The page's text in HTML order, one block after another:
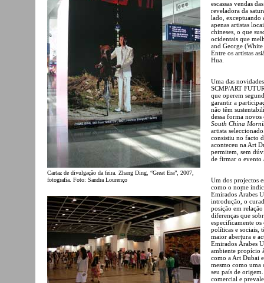
Cartaz de divulgação da feira. Zhang Ding, “Great Era”, 2007,
fotografia. Foto: Sandra Lourenço
escassas vendas
reveladora da
lado, exceptuando
apenas artistas
chineses, o que
ocidentais que
and George
Entre os artistas
Hua.
Uma das
SCMP/ART
que operem
garantir a
não têm
dessa forma novos
South China
artista
consistiu no facto
aconteceu na Art
permitem, sem
de firmar o evento
Um dos projectos
como o nome
Emirados Árabes
introdução, o
posição em
diferenças que
especificamente
políticas e sociais,
maior abertura e
Emirados Árabes
ambiente propício
como a Art Dubai e
mesmo como uma
seu país de
comercial e